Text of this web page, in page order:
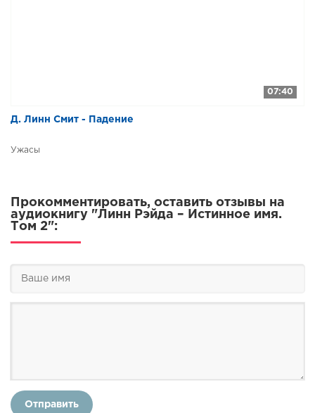
07:40
Д. Линн Смит - Падение
Ужасы
Прокомментировать, оставить отзывы на
аудиокнигу "Линн Рэйда – Истинное имя.
Том 2":
Отправить